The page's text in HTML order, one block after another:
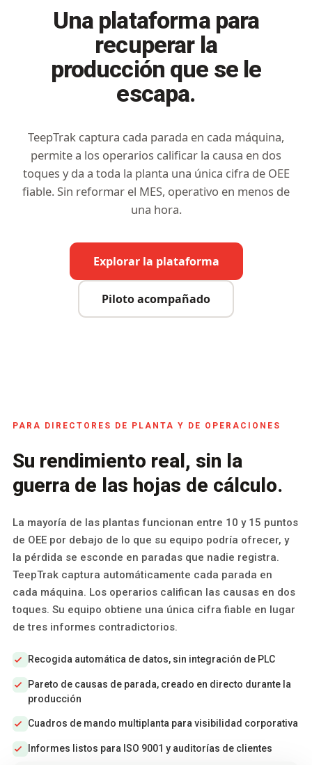
Una plataforma para
recuperar la
producción que se le
escapa.
TeepTrak captura cada parada en cada máquina,
permite a los operarios calificar la causa en dos
toques y da a toda la planta una única cifra de OEE
fiable. Sin reformar el MES, operativo en menos de
una hora.
Explorar la plataforma
Piloto acompañado
PARA DIRECTORES DE PLANTA Y DE OPERACIONES
Su rendimiento real, sin la
guerra de las hojas de cálculo.
La mayoría de las plantas funcionan entre 10 y 15 puntos
de OEE por debajo de lo que su equipo podría ofrecer, y
la pérdida se esconde en paradas que nadie registra.
TeepTrak captura automáticamente cada parada en
cada máquina. Los operarios califican las causas en dos
toques. Su equipo obtiene una única cifra fiable en lugar
de tres informes contradictorios.
Recogida automática de datos, sin integración de PLC
Pareto de causas de parada, creado en directo durante la
producción
Cuadros de mando multiplanta para visibilidad corporativa
Informes listos para ISO 9001 y auditorías de clientes